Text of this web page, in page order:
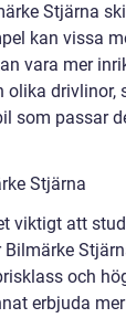
Stjärna
kan vissa
vara mer
drivlinor,
som passar
Stjärna
viktigt att
och
erbjuda